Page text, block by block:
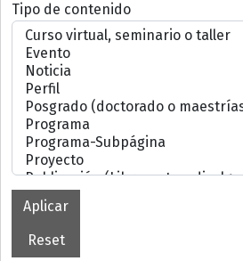
Tipo de contenido